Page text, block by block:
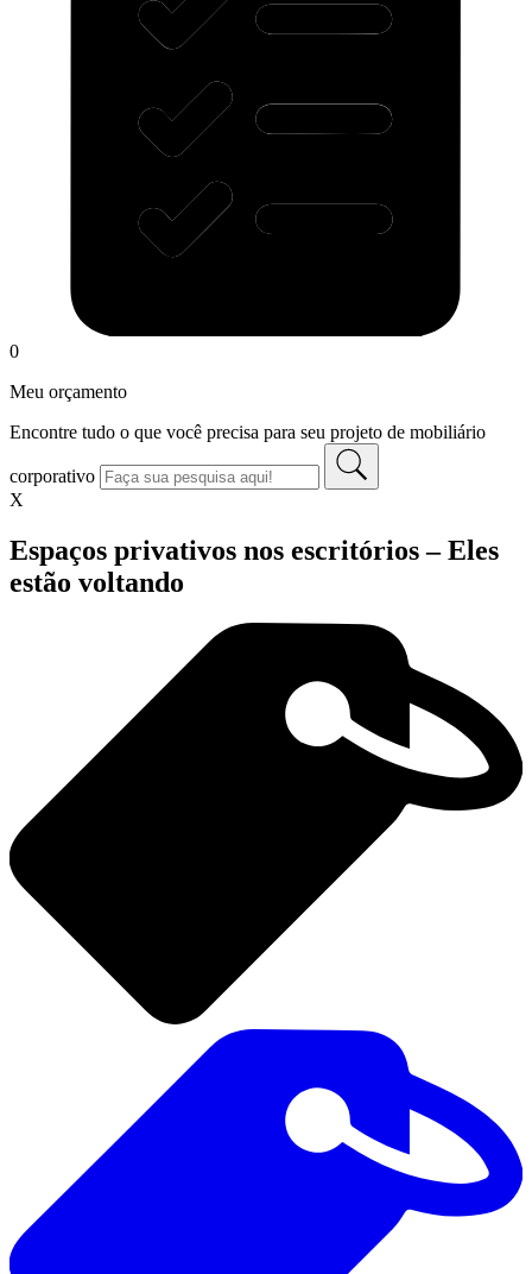
0
Meu orçamento
Encontre tudo o que você precisa para seu projeto de mobiliário
corporativo
X
Espaços privativos nos escritórios – Eles
estão voltando